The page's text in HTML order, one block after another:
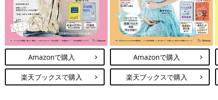
Amazonで購入
楽天ブックスで購入
Amazonで購入
楽天ブックスで購入